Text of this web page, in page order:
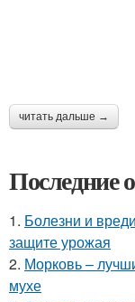
читать дальше →
Последние
1. Болезни и
защите урожая
2. Морковь –
мухе